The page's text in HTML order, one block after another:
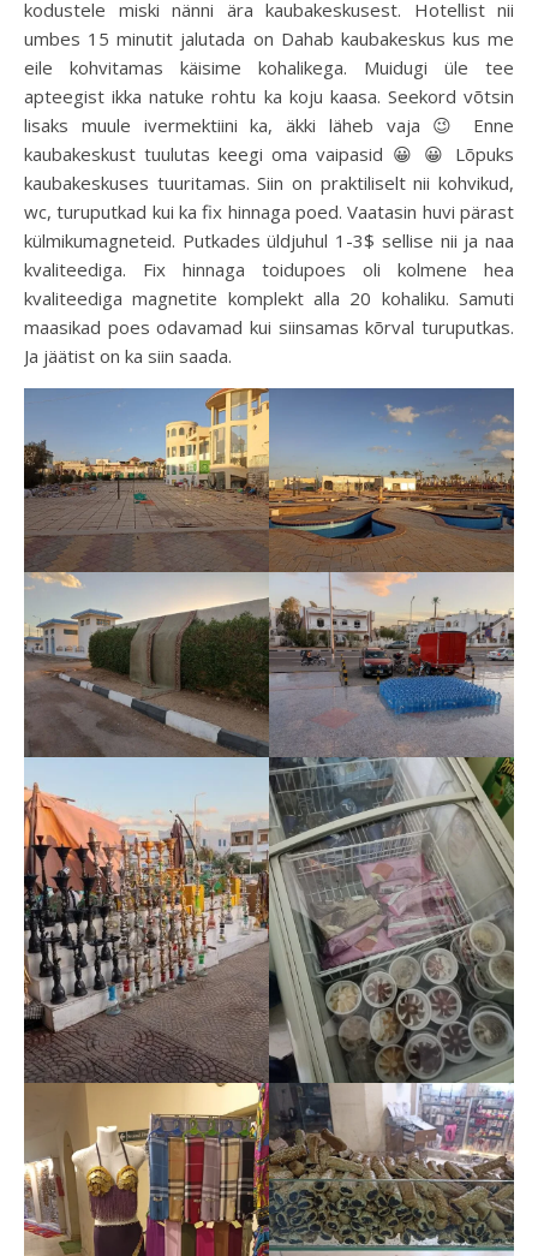
kodustele miski nänni ära kaubakeskusest. Hotellist nii
umbes 15 minutit jalutada on Dahab kaubakeskus kus me
eile kohvitamas käisime kohalikega. Muidugi üle tee
apteegist ikka natuke rohtu ka koju kaasa. Seekord võtsin
lisaks muule ivermektiini ka, äkki läheb vaja 😉 Enne
kaubakeskust tuulutas keegi oma vaipasid 😀 😀 Lõpuks
kaubakeskuses tuuritamas. Siin on praktiliselt nii kohvikud,
wc, turuputkad kui ka fix hinnaga poed. Vaatasin huvi pärast
külmikumagneteid. Putkades üldjuhul 1-3$ sellise nii ja naa
kvaliteediga. Fix hinnaga toidupoes oli kolmene hea
kvaliteediga magnetite komplekt alla 20 kohaliku. Samuti
maasikad poes odavamad kui siinsamas kõrval turuputkas.
Ja jäätist on ka siin saada.